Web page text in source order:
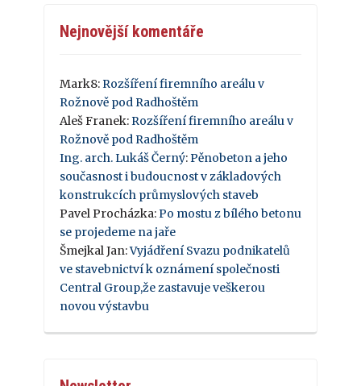
Nejnovější komentáře
Mark8: Rozšíření firemního areálu v
Rožnově pod Radhoštěm
Aleš Franek: Rozšíření firemního areálu v
Rožnově pod Radhoštěm
Ing. arch. Lukáš Černý: Pěnobeton a jeho
současnost i budoucnost v základových
konstrukcích průmyslových staveb
Pavel Procházka: Po mostu z bílého betonu
se projedeme na jaře
Šmejkal Jan:Vyjádření Svazu podnikatelů
ve stavebnictví k oznámení společnosti
Central Group,že zastavuje veškerou
novou výstavbu